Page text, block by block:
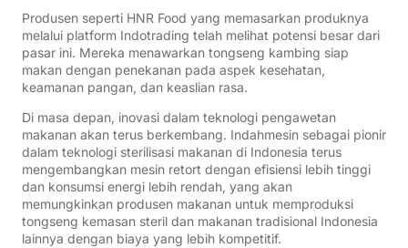
Produsen seperti HNR Food yang memasarkan produknya
melalui platform Indotrading telah melihat potensi besar dari
pasar ini. Mereka menawarkan tongseng kambing siap
makan dengan penekanan pada aspek kesehatan,
keamanan pangan, dan keaslian rasa.
Di masa depan, inovasi dalam teknologi pengawetan
makanan akan terus berkembang. Indahmesin sebagai pionir
dalam teknologi sterilisasi makanan di Indonesia terus
mengembangkan mesin retort dengan efisiensi lebih tinggi
dan konsumsi energi lebih rendah, yang akan
memungkinkan produsen makanan untuk memproduksi
tongseng kemasan steril dan makanan tradisional Indonesia
lainnya dengan biaya yang lebih kompetitif.